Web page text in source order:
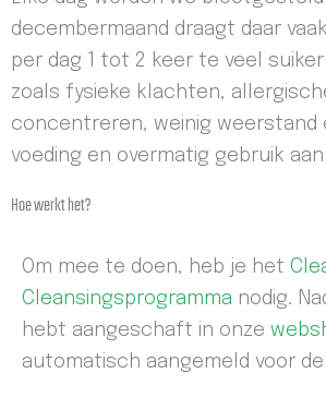
decembermaand draagt daar
per dag 1 tot 2 keer te veel
zoals fysieke klachten,
concentreren, weinig weerstand
voeding en overmatig gebruik
Hoe werkt het?
Om mee te doen, heb je het
Cleansingsprogramma nodig.
hebt aangeschaft in onze
automatisch aangemeld voor